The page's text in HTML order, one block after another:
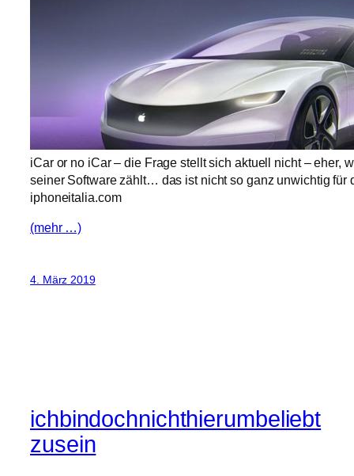
iCar or no iCar – die Frage stellt sich aktuell nicht – eher,
seiner Software zählt… das ist nicht so ganz unwichtig für
iphoneitalia.com
(mehr …)
4. März 2019
ichbindochnichthierumbeliebt
zusein